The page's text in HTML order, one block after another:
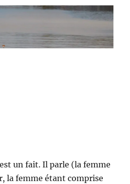
un fait. Il parle (la femme
la femme étant comprise